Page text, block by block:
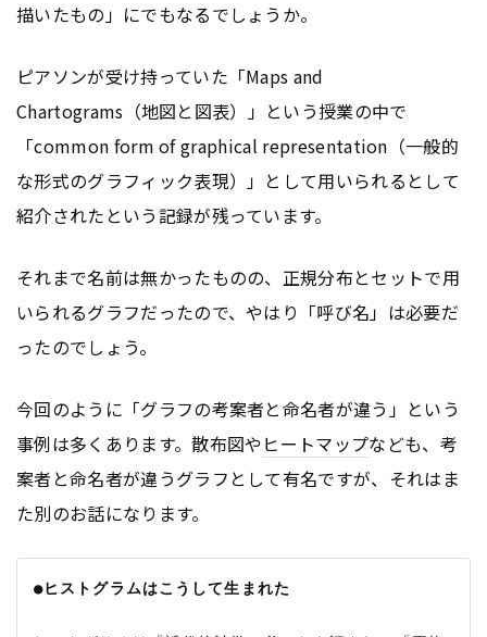
描いたもの」にでもなるでしょうか。
ピアソンが受け持っていた「Maps and
Chartograms（地図と図表）」という授業の中で
「common form of graphical representation（一般的
な形式のグラフィック表現）」として用いられるとして
紹介されたという記録が残っています。
それまで名前は無かったものの、正規分布とセットで用
いられるグラフだったので、やはり「呼び名」は必要だ
ったのでしょう。
今回のように「グラフの考案者と命名者が違う」という
事例は多くあります。散布図やヒートマップなども、考
案者と命名者が違うグラフとして有名ですが、それはま
た別のお話になります。
●ヒストグラムはこうして生まれた